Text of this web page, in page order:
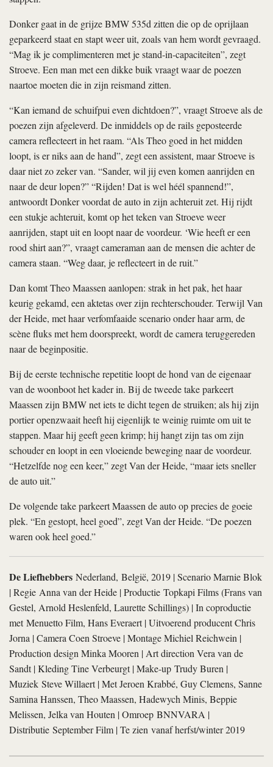
Donker gaat in de grijze BMW 535d zitten die op de oprijlaan
geparkeerd staat en stapt weer uit, zoals van hem wordt gevraagd.
“Mag ik je complimenteren met je stand-in-­capaciteiten”, zegt
Stroeve. Een man met een dikke buik vraagt waar de poezen
naartoe moeten die in zijn reismand zitten.
“Kan iemand de schuifpui even dichtdoen?”, vraagt Stroeve als de
poezen zijn afgeleverd. De inmiddels op de rails geposteerde
camera reflecteert in het raam. “Als Theo goed in het midden
loopt, is er niks aan de hand”, zegt een assistent, maar Stroeve is
daar niet zo zeker van. “Sander, wil jij even komen aanrijden en
naar de deur lopen?” “Rijden! Dat is wel héél spannend!”,
antwoordt Donker voordat de auto in zijn achteruit zet. Hij rijdt
een stukje achteruit, komt op het teken van Stroeve weer
aanrijden, stapt uit en loopt naar de voordeur. ‘Wie heeft er een
rood shirt aan?”, vraagt cameraman aan de mensen die achter de
camera staan. “Weg daar, je reflecteert in de ruit.”
Dan komt Theo Maassen aanlopen: strak in het pak, het haar
keurig gekamd, een aktetas over zijn rechterschouder. Terwijl Van
der Heide, met haar verfomfaaide scenario onder haar arm, de
scène fluks met hem doorspreekt, wordt de camera teruggereden
naar de beginpositie.
Bij de eerste technische repetitie loopt de hond van de eigenaar
van de woonboot het kader in. Bij de tweede take parkeert
Maassen zijn BMW net iets te dicht tegen de struiken; als hij zijn
portier openzwaait heeft hij eigenlijk te weinig ruimte om uit te
stappen. Maar hij geeft geen krimp; hij hangt zijn tas om zijn
schouder en loopt in een vloeiende beweging naar de voordeur.
“Hetzelfde nog een keer,” zegt Van der Heide, “maar iets sneller
de auto uit.”
De volgende take parkeert Maassen de auto op precies de goeie
plek. “En gestopt, heel goed”, zegt Van der Heide. “De poezen
waren ook heel goed.”
De Liefhebbers Nederland, België, 2019 | Scenario Marnie Blok
| Regie Anna van der Heide | Productie Topkapi Films (Frans van
Gestel, Arnold Heslenfeld, Laurette Schillings) | In coproductie
met Menuetto Film, Hans Everaert | Uitvoerend producent Chris
Jorna | Camera Coen Stroeve | Montage Michiel Reichwein |
Production design Minka Mooren | Art direction Vera van de
Sandt | Kleding Tine Verbeurgt | Make-up Trudy Buren |
Muziek Steve Willaert | Met Jeroen Krabbé, Guy Clemens, Sanne
Samina Hanssen, Theo Maassen, Hadewych Minis, Beppie
Melissen, Jelka van Houten | Omroep BNNVARA |
Distributie September Film | Te zien vanaf herfst/winter 2019